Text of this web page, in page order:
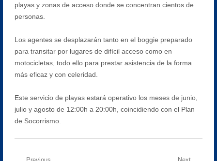
playas y zonas de acceso donde se concentran cientos de
personas.
Los agentes se desplazarán tanto en el boggie preparado
para transitar por lugares de difícil acceso como en
motocicletas, todo ello para prestar asistencia de la forma
más eficaz y con celeridad.
Este servicio de playas estará operativo los meses de junio,
julio y agosto de 12:00h a 20:00h, coincidiendo con el Plan
de Socorrismo.